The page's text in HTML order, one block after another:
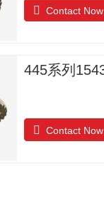
Contact Now
Contact Now